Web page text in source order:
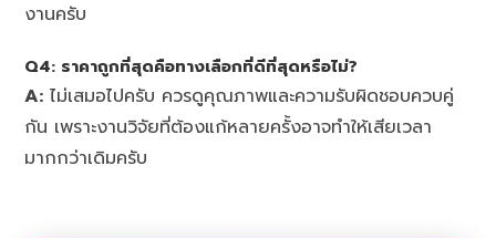
งานครับ
Q4: ราคาถูกที่สุดคือทางเลือกที่ดีที่สุดหรือไม่?
A: ไม่เสมอไปครับ ควรดูคุณภาพและความรับผิดชอบควบคู่
กัน เพราะงานวิจัยที่ต้องแก้หลายครั้งอาจทำให้เสียเวลา
มากกว่าเดิมครับ